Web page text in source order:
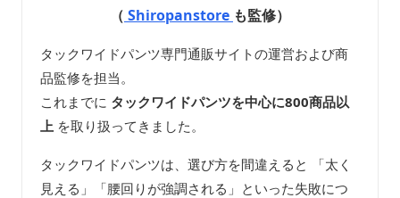
（ Shiropanstore も監修）
タックワイドパンツ専門通販サイトの運営および商
品監修を担当。
これまでに タックワイドパンツを中心に800商品以
上 を取り扱ってきました。
タックワイドパンツは、選び方を間違えると 「太く
見える」「腰回りが強調される」といった失敗につ